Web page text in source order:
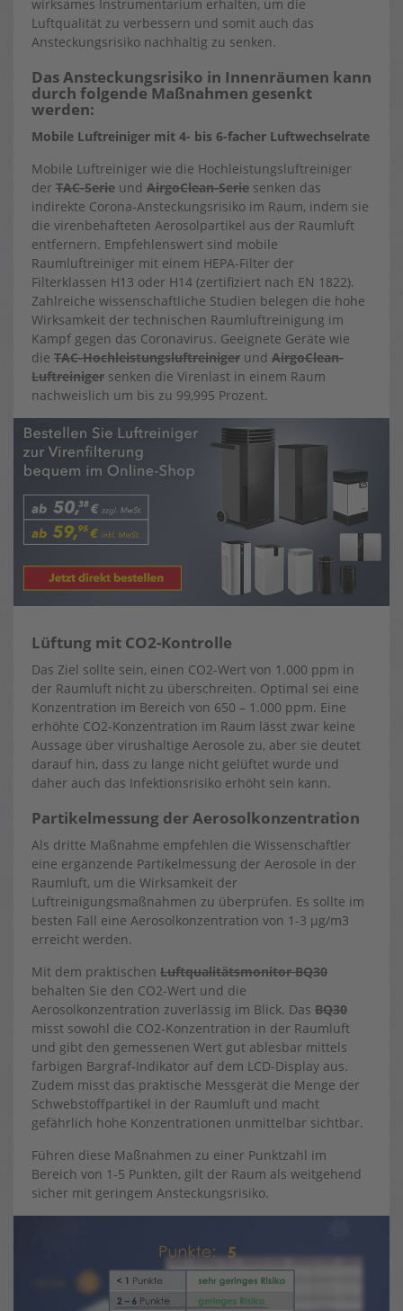
wirksames Instrumentarium erhalten, um die
Luftqualität zu verbessern und somit auch das
Ansteckungsrisiko nachhaltig zu senken.
Das Ansteckungsrisiko in Innenräumen kann
durch folgende Maßnahmen gesenkt
werden:
Mobile Luftreiniger mit 4- bis 6-facher Luftwechselrate
Mobile Luftreiniger wie die Hochleistungsluftreiniger
der TAC-Serie und AirgoClean-Serie senken das
indirekte Corona-Ansteckungsrisiko im Raum, indem sie
die virenbehafteten Aerosolpartikel aus der Raumluft
entfernern. Empfehlenswert sind mobile
Raumluftreiniger mit einem HEPA-Filter der
Filterklassen H13 oder H14 (zertifiziert nach EN 1822).
Zahlreiche wissenschaftliche Studien belegen die hohe
Wirksamkeit der technischen Raumluftreinigung im
Kampf gegen das Coronavirus. Geeignete Geräte wie
die TAC-Hochleistungsluftreiniger und AirgoClean-
Luftreiniger senken die Virenlast in einem Raum
nachweislich um bis zu 99,995 Prozent.
Lüftung mit CO2-Kontrolle
Das Ziel sollte sein, einen CO2-Wert von 1.000 ppm in
der Raumluft nicht zu überschreiten. Optimal sei eine
Konzentration im Bereich von 650 – 1.000 ppm. Eine
erhöhte CO2-Konzentration im Raum lässt zwar keine
Aussage über virushaltige ⁠Aerosole⁠ zu, aber sie deutet
darauf hin, dass zu lange nicht gelüftet wurde und
daher auch das Infektionsrisiko erhöht sein kann.
Partikelmessung der Aerosolkonzentration
Als dritte Maßnahme empfehlen die Wissenschaftler
eine ergänzende Partikelmessung der Aerosole in der
Raumluft, um die Wirksamkeit der
Luftreinigungsmaßnahmen zu überprüfen. Es sollte im
besten Fall eine Aerosolkonzentration von 1-3 µg/m3
erreicht werden.
Mit dem praktischen Luftqualitätsmonitor BQ30
behalten Sie den CO2-Wert und die
Aerosolkonzentration zuverlässig im Blick. Das BQ30
misst sowohl die CO2-Konzentration in der Raumluft
und gibt den gemessenen Wert gut ablesbar mittels
farbigen Bargraf-Indikator auf dem LCD-Display aus.
Zudem misst das praktische Messgerät die Menge der
Schwebstoffpartikel in der Raumluft und macht
gefährlich hohe Konzentrationen unmittelbar sichtbar.
Führen diese Maßnahmen zu einer Punktzahl im
Bereich von 1-5 Punkten, gilt der Raum als weitgehend
sicher mit geringem Ansteckungsrisiko.